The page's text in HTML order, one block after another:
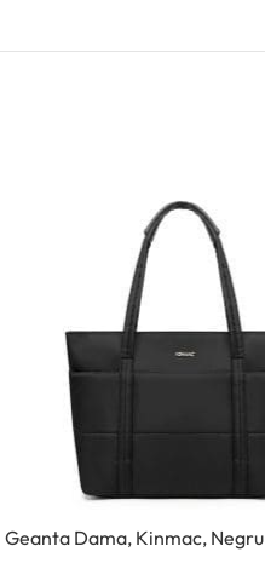
Geanta Dama, Kinmac, Negru